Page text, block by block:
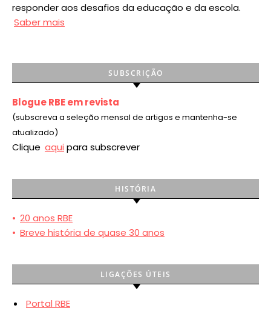
responder aos desafios da educação e da escola.
Saber mais
SUBSCRIÇÃO
Blogue RBE em revista
(subscreva a seleção mensal de artigos e mantenha-se
atualizado)
Clique aqui para subscrever
HISTÓRIA
• 20 anos RBE
• Breve história de quase 30 anos
LIGAÇÕES ÚTEIS
Portal RBE